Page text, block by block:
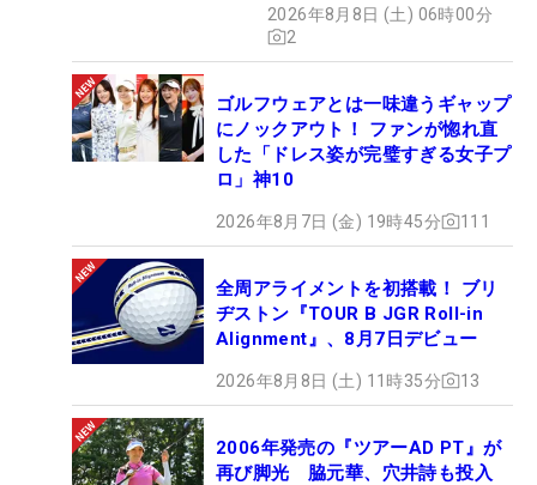
2026年8月8日 (土) 06時00分
2
ゴルフウェアとは一味違うギャップ
にノックアウト！ ファンが惚れ直
した「ドレス姿が完璧すぎる女子プ
ロ」神10
2026年8月7日 (金) 19時45分 111
全周アライメントを初搭載！ ブリ
ヂストン『TOUR B JGR Roll-in
Alignment』、8月7日デビュー
2026年8月8日 (土) 11時35分 13
2006年発売の『ツアーAD PT』が
再び脚光 脇元華、穴井詩も投入